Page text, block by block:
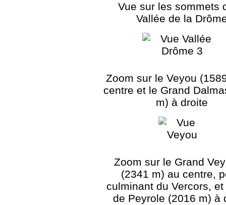
Vue sur les sommets
Vallée de la
Zoom sur le Veyou
centre et le Grand
m) à droite
Zoom sur le Grand
(2341 m) au centre,
culminant du Vercors,
de Peyrole (2016 m) à